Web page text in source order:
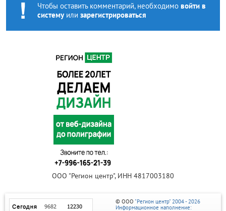
Чтобы оставить комментарий, необходимо войти в
системуили зарегистрироваться
ООО "Регион центр", ИНН 4817003180
© ООО "Регион центр" 2004 - 2026
Информационное наполнение: